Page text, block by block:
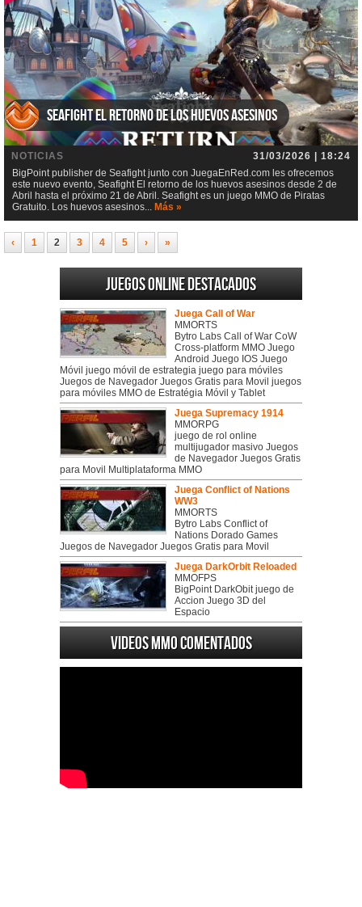
Seafight El retorno de los huevos asesinos
NOTICIAS
31/03/2026 | 18:24
BigPoint publisher de Seafight junto con JuegaEnRed.com les ofrecemos
este nuevo evento, Seafight El retorno de los huevos asesinos desde 2 de
Abril hasta el próximo 21 de Abril. Seafight es un juego MMO de Piratas
Gratuito. Los huevos asesinos... Más »
‹ 1 2 3 4 5 › »
Juegos online destacados
Juega Call of War
MMORTS
Bytro Labs Call of War CoW
Cross-platform MMO Juego
Android Juego IOS Juego
Móvil juego móvil de estrategia juego para móviles
Juegos de Navegador Juegos Gratis para Movil juegos
para móviles MMO de Estratégia Móvil y Tablet
Juega Supremacy 1914
MMORPG
juego de rol online
multijugador masivo Juegos
de Navegador Juegos Gratis
para Movil Multiplataforma MMO
Juega Conflict of Nations
WW3
MMORTS
Bytro Labs Conflict of
Nations Dorado Games
Juegos de Navegador Juegos Gratis para Movil
Juega DarkOrbit Reloaded
MMOFPS
BigPoint DarkObit juego de
Accion Juego 3D del
Espacio
Videos MMO Comentados